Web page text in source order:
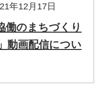
年12月17日
働のまちづくり
動画配信につい